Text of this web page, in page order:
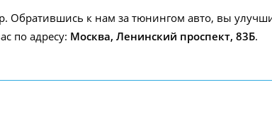
Обратившись к нам за тюнингом авто, вы
по адресу: Москва, Ленинский проспект, 83Б.